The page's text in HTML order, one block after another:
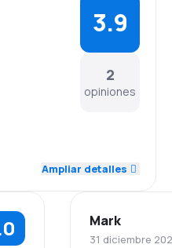
2
opiniones
3.9
4.0
Ampliar detalles
Mark
31 diciembre